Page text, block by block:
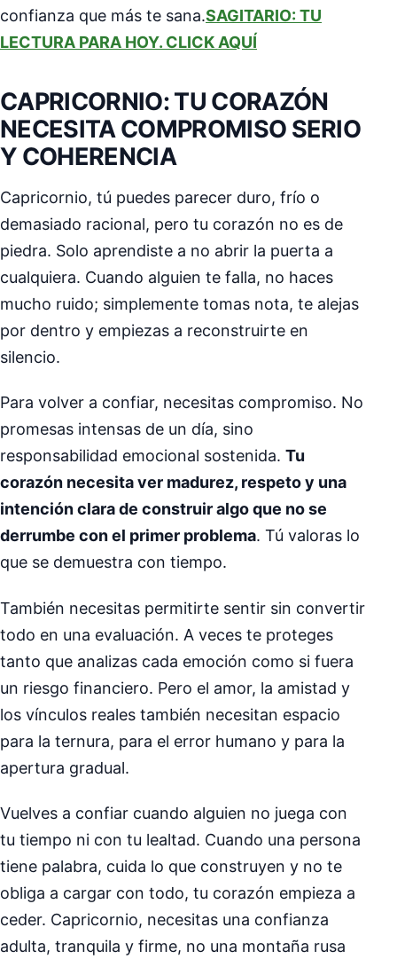
confianza que más te sana.SAGITARIO: TU
LECTURA PARA HOY. CLICK AQUÍ
CAPRICORNIO: TU CORAZÓN
NECESITA COMPROMISO SERIO
Y COHERENCIA
Capricornio, tú puedes parecer duro, frío o
demasiado racional, pero tu corazón no es de
piedra. Solo aprendiste a no abrir la puerta a
cualquiera. Cuando alguien te falla, no haces
mucho ruido; simplemente tomas nota, te alejas
por dentro y empiezas a reconstruirte en
silencio.
Para volver a confiar, necesitas compromiso. No
promesas intensas de un día, sino
responsabilidad emocional sostenida. Tu
corazón necesita ver madurez, respeto y una
intención clara de construir algo que no se
derrumbe con el primer problema. Tú valoras lo
que se demuestra con tiempo.
También necesitas permitirte sentir sin convertir
todo en una evaluación. A veces te proteges
tanto que analizas cada emoción como si fuera
un riesgo financiero. Pero el amor, la amistad y
los vínculos reales también necesitan espacio
para la ternura, para el error humano y para la
apertura gradual.
Vuelves a confiar cuando alguien no juega con
tu tiempo ni con tu lealtad. Cuando una persona
tiene palabra, cuida lo que construyen y no te
obliga a cargar con todo, tu corazón empieza a
ceder. Capricornio, necesitas una confianza
adulta, tranquila y firme, no una montaña rusa